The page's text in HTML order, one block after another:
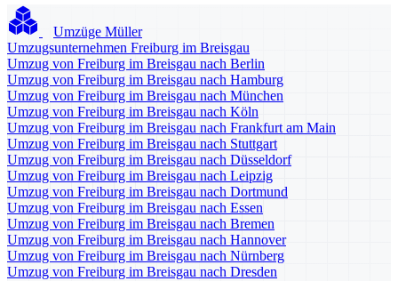
Umzüge Müller
Umzugsunternehmen Freiburg im Breisgau
Umzug von Freiburg im Breisgau nach Berlin
Umzug von Freiburg im Breisgau nach Hamburg
Umzug von Freiburg im Breisgau nach München
Umzug von Freiburg im Breisgau nach Köln
Umzug von Freiburg im Breisgau nach Frankfurt am Main
Umzug von Freiburg im Breisgau nach Stuttgart
Umzug von Freiburg im Breisgau nach Düsseldorf
Umzug von Freiburg im Breisgau nach Leipzig
Umzug von Freiburg im Breisgau nach Dortmund
Umzug von Freiburg im Breisgau nach Essen
Umzug von Freiburg im Breisgau nach Bremen
Umzug von Freiburg im Breisgau nach Hannover
Umzug von Freiburg im Breisgau nach Nürnberg
Umzug von Freiburg im Breisgau nach Dresden